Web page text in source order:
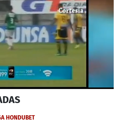
HONDUBET